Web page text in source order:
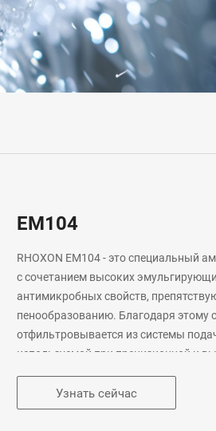
EM104
RHOXON EM104 - это специальный
с сочетанием высоких
антимикробных свойств,
пенообразованию. Благодаря этому
отфильтровывается из системы
используемой при прецизионной и
обработке и обработке частичных
самым сохраняя долговременную и
способность системы к
Узнать сейчас